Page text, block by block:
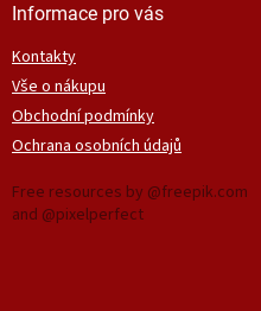
Informace pro vás
Kontakty
Vše o nákupu
Obchodní podmínky
Ochrana osobních údajů
Free resources by @freepik.com
and @pixelperfect